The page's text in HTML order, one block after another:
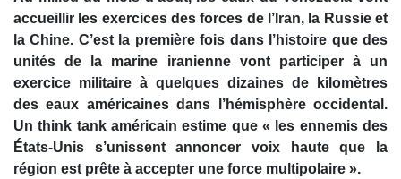
seconds
accueillir les exercices des forces de l’Iran, la Russie et
la Chine. C’est la première fois dans l’histoire que des
unités de la marine iranienne vont participer à un
exercice militaire à quelques dizaines de kilomètres
des eaux américaines dans l’hémisphère occidental.
Un think tank américain estime que « les ennemis des
États-Unis s’unissent annoncer voix haute que la
région est prête à accepter une force multipolaire ».